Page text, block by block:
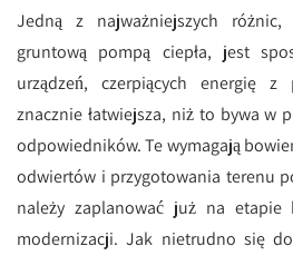
Jedną z najważniejszych
gruntową pompą ciepła, jest
urządzeń, czerpiących energię
znacznie łatwiejsza, niż to bywa w
odpowiedników. Te wymagają
odwiertów i przygotowania terenu
należy zaplanować już na
modernizacji. Jak nietrudno się